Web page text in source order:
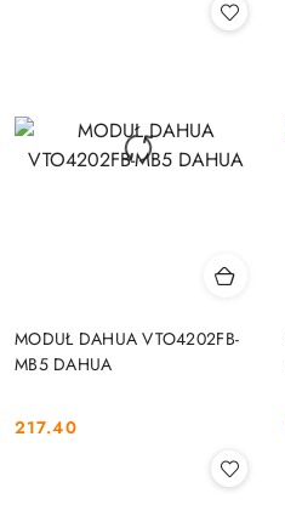
MODUŁ DAHUA VTO4202FB-
MB5 DAHUA
Cena:
217.40